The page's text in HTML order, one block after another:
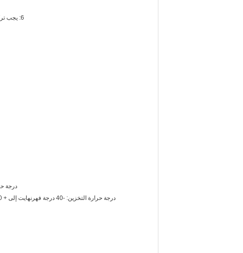
6: يجب تركيب الأنبوب المتصل عموديًا (أو بدون كوع في 20 سم) لتسهيل تفريغ الهواء ، ولا ينبغي استخدام أنبوب المخرج أقل من 90 درجة
درجة حرارة العمل المحيطة: -
درجة حرارة التخزين: -40 درجة فهرنهايت إلى + 70 درجة فهرنهايت (-40 درجة فهرنهايت إلى + 158 درجة فهرنهايت) (حتى 100 درجة فهرنهايت ، لكنها ستقصر من عمر الخدمة)